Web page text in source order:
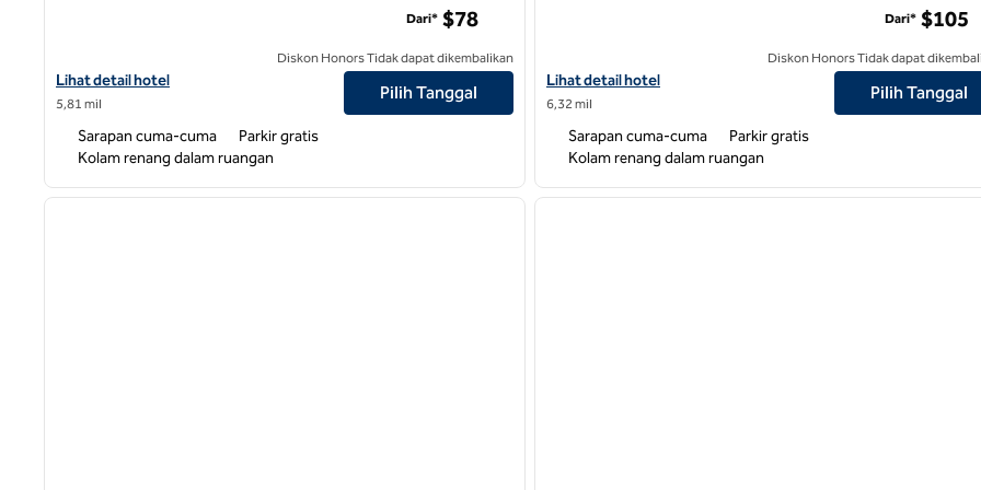
Lihat detail hotel untuk Spark by Hilton Winston-Salem University
Lihat detail hotel
5,81 mil
Dari* $78
Diskon Honors Tidak dapat dikembalikan
Pilih Tanggal
Sarapan cuma-cuma
Parkir gratis
Kolam renang dalam ruangan
Lihat detail hotel untuk Hampton Inn dan Suites-Winston-Salem/
Lihat detail hotel
6,32 mil
Dari* $105
Diskon Honors Tidak dapat
Pilih Tanggal
Sarapan cuma-cuma
Parkir gratis
Kolam renang dalam ruangan
1 dari 6
gambar berikutnya
1 dari 12